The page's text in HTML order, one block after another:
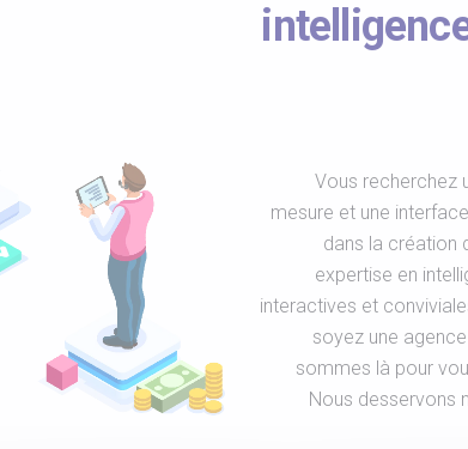
Vous recherchez
mesure et une
dans la création
expertise en
interactives et
soyez une
sommes là pour
Nous desservons